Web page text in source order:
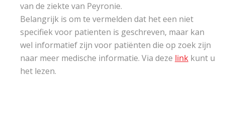
van de ziekte van Peyronie.
Belangrijk is om te vermelden dat het een niet
specifiek voor patienten is geschreven, maar kan
wel informatief zijn voor patiënten die op zoek zijn
naar meer medische informatie. Via deze link kunt u
het lezen.